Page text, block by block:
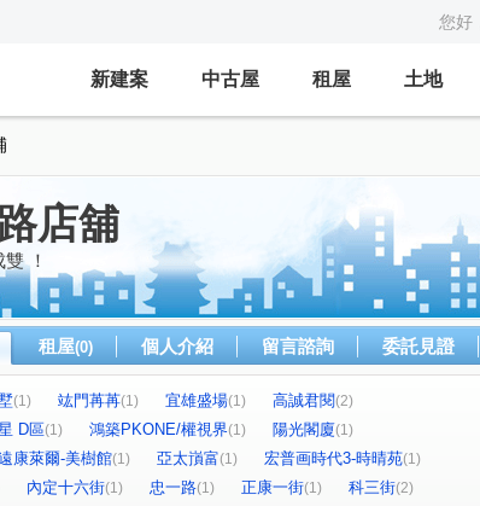
您好
新建案 中古屋 租屋 土地
店舖
！
租屋(0) 個人介紹 留言諮詢 委託見證
(1) 竑門苒苒(1) 宜雄盛場(1) 高誠君閱(2)
D區(1) 鴻築PKONE/權視界(1) 陽光閣廈(1)
康萊爾-美樹館(1) 亞太嵿富(1) 宏普画時代3-時晴苑(1)
內定十六街(1) 忠一路(1) 正康一街(1) 科三街(2)